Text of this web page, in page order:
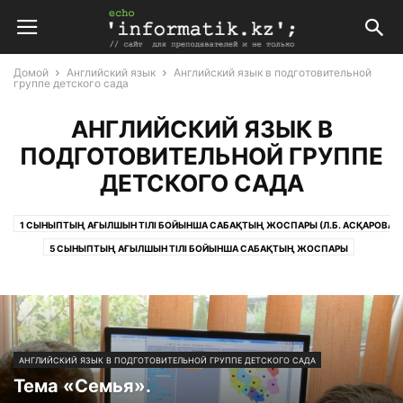
Домой Английский язык
Английский язык в подготовительной
группе детского сада
АНГЛИЙСКИЙ ЯЗЫК В
ПОДГОТОВИТЕЛЬНОЙ ГРУППЕ
ДЕТСКОГО САДА
1 СЫНЫПТЫҢ АҒЫЛШЫН ТІЛІ БОЙЫНША САБАҚТЫҢ ЖОСПАРЫ (Л.Б. АСҚАРОВА)
5 СЫНЫПТЫҢ АҒЫЛШЫН ТІЛІ БОЙЫНША САБАҚТЫҢ ЖОСПАРЫ
7 СЫНЫПТЫҢ АҒЫЛШЫН ТІЛІ БОЙЫНША САБАҚТЫҢ ЖОСПАРЫ
8 СЫНЫПТЫҢ АҒЫЛШЫН ТІЛІ БОЙЫНША САБАҚТЫҢ ЖОСПАРЫ
АНГЛИЙСКИЙ ЯЗЫК В ПОДГОТОВИТЕЛЬНОЙ ГРУППЕ ДЕТСКОГО САДА
ГРАММАТИКА В ТАБЛИЦАХ
ПОУРОЧНЫЕ ПЛАНЫ ПО АНГЛИЙСКОМУ ЯЗЫКУ
АНГЛИЙСКИЙ ЯЗЫК В ПОДГОТОВИТЕЛЬНОЙ ГРУППЕ ДЕТСКОГО САДА
Тема «Семья».